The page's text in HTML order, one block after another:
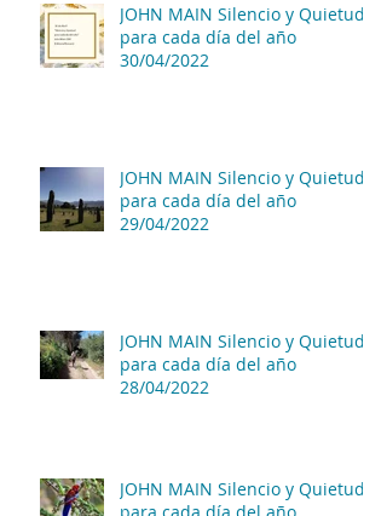
JOHN MAIN Silencio y Quietud
para cada día del año
30/04/2022
JOHN MAIN Silencio y Quietud
para cada día del año
29/04/2022
JOHN MAIN Silencio y Quietud
para cada día del año
28/04/2022
JOHN MAIN Silencio y Quietud